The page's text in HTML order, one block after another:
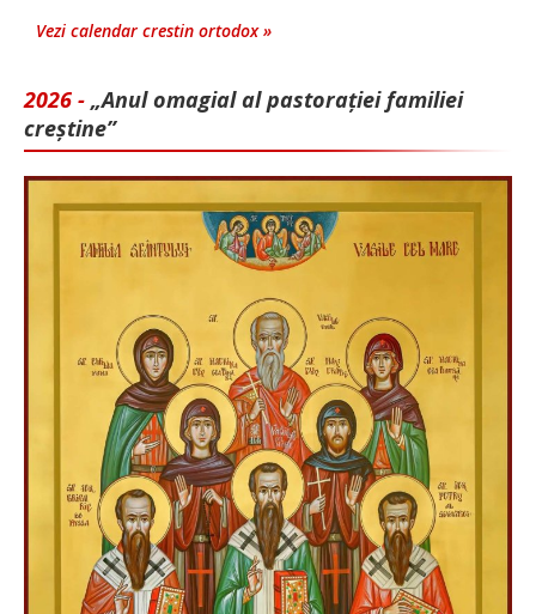
Vezi calendar crestin ortodox »
2026 - „Anul omagial al pastorației familiei
creștine”